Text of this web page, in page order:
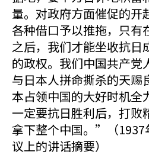
量。对政府方面催促的开
各种借口予以推拖，只有
之后，我们才能坐收抗日
的政权。我们中国共产党
与日本人拼命撕杀的天赐
本占领中国的大好时机全
一定要抗日胜利后，打败
拿下整个中国。”（1937
议上的讲话摘要）